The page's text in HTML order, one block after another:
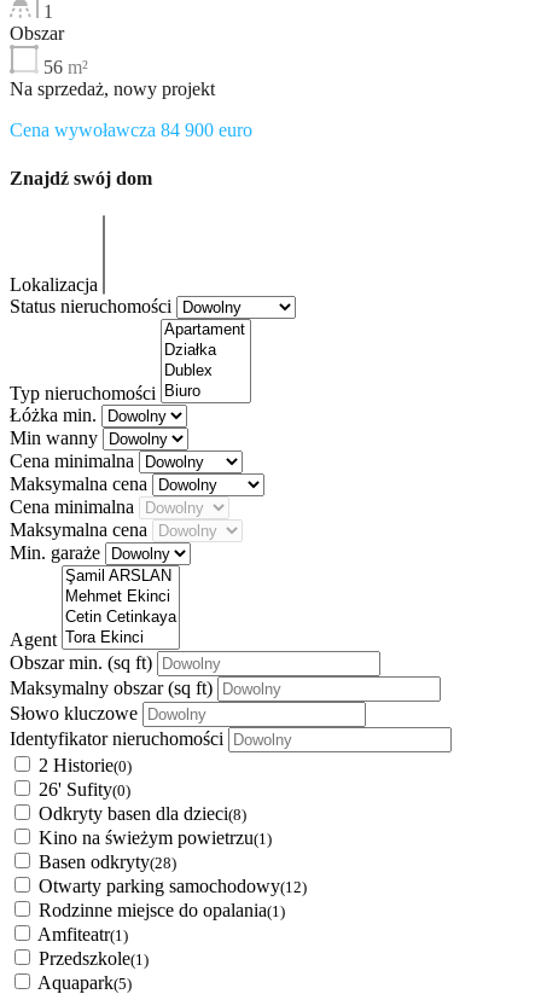
1
Obszar
56 m²
Na sprzedaż, nowy projekt
Cena wywoławcza 84 900 euro
Znajdź swój dom
Lokalizacja
Status nieruchomości
Typ nieruchomości
Łóżka min.
Min wanny
Cena minimalna
Maksymalna cena
Cena minimalna
Maksymalna cena
Min. garaże
Agent
Obszar min. (sq ft)
Maksymalny obszar(sq ft)
Słowo kluczowe
Identyfikator nieruchomości
2 Historie(0)
26' Sufity(0)
Odkryty basen dla dzieci(8)
Kino na świeżym powietrzu(1)
Basen odkryty(28)
Otwarty parking samochodowy(12)
Rodzinne miejsce do opalania(1)
Amfiteatr(1)
Przedszkole(1)
Aquapark(5)